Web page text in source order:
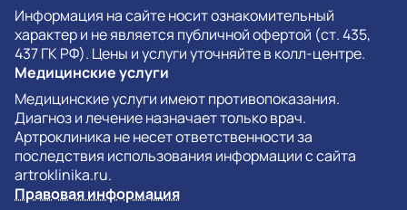
Информация на сайте носит ознакомительный
характер и не является публичной офертой (ст. 435,
437 ГК РФ). Цены и услуги уточняйте в колл-центре.
Медицинские услуги
Медицинские услуги имеют противопоказания.
Диагноз и лечение назначает только врач.
Артроклиника не несет ответственности за
последствия использования информации с сайта
artroklinika.ru.
Правовая информация